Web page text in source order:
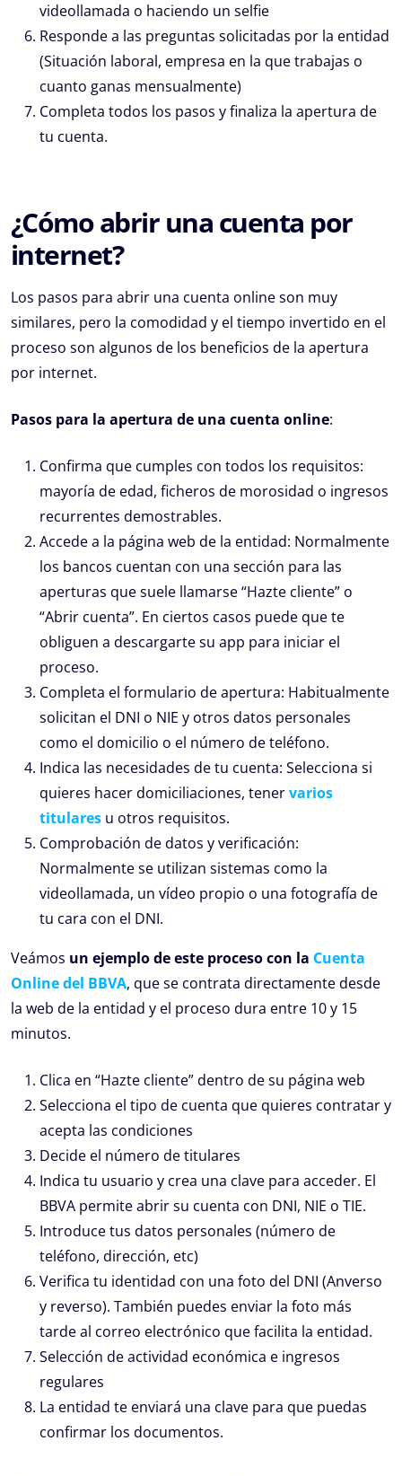
videollamada o haciendo un selfie
Responde a las preguntas solicitadas por la entidad
(Situación laboral, empresa en la que trabajas o
cuanto ganas mensualmente)
Completa todos los pasos y finaliza la apertura de
tu cuenta.
¿Cómo abrir una cuenta por
internet?
Los pasos para abrir una cuenta online son muy
similares, pero la comodidad y el tiempo invertido en el
proceso son algunos de los beneficios de la apertura
por internet.
Pasos para la apertura de una cuenta online:
Confirma que cumples con todos los requisitos:
mayoría de edad, ficheros de morosidad o ingresos
recurrentes demostrables.
Accede a la página web de la entidad: Normalmente
los bancos cuentan con una sección para las
aperturas que suele llamarse “Hazte cliente” o
“Abrir cuenta”. En ciertos casos puede que te
obliguen a descargarte su app para iniciar el
proceso.
Completa el formulario de apertura: Habitualmente
solicitan el DNI o NIE y otros datos personales
como el domicilio o el número de teléfono.
Indica las necesidades de tu cuenta: Selecciona si
quieres hacer domiciliaciones, tenervarios
titulares u otros requisitos.
Comprobación de datos y verificación:
Normalmente se utilizan sistemas como la
videollamada, un vídeo propio o una fotografía de
tu cara con el DNI.
Veámos un ejemplo de este proceso con la Cuenta
Online del BBVA, que se contrata directamente desde
la web de la entidad y el proceso dura entre 10 y 15
minutos.
Clica en “Hazte cliente” dentro de su página web
Selecciona el tipo de cuenta que quieres contratar y
acepta las condiciones
Decide el número de titulares
Indica tu usuario y crea una clave para acceder. El
BBVA permite abrir su cuenta con DNI, NIE o TIE.
Introduce tus datos personales (número de
teléfono, dirección, etc)
Verifica tu identidad con una foto del DNI (Anverso
y reverso). También puedes enviar la foto más
tarde al correo electrónico que facilita la entidad.
Selección de actividad económica e ingresos
regulares
La entidad te enviará una clave para que puedas
confirmar los documentos.